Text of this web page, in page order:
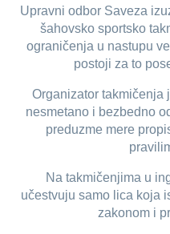
Upravni odbor Saveza
šahovsko sportsko
ograničenja u nastupu
postoji za to
Organizator takmičenja
nesmetano i bezbedno
preduzme mere
Na takmičenjima u
učestvuju samo lica koja
zakonom i